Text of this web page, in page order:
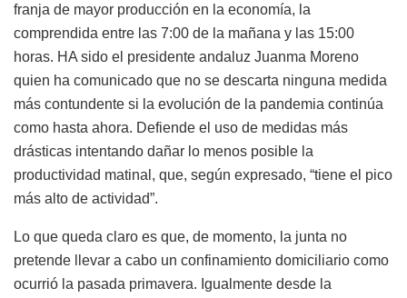
franja de mayor producción en la economía, la
comprendida entre las 7:00 de la mañana y las 15:00
horas. HA sido el presidente andaluz Juanma Moreno
quien ha comunicado que no se descarta ninguna medida
más contundente si la evolución de la pandemia continúa
como hasta ahora. Defiende el uso de medidas más
drásticas intentando dañar lo menos posible la
productividad matinal, que, según expresado, “tiene el pico
más alto de actividad”.
Lo que queda claro es que, de momento, la junta no
pretende llevar a cabo un confinamiento domiciliario como
ocurrió la pasada primavera. Igualmente desde la